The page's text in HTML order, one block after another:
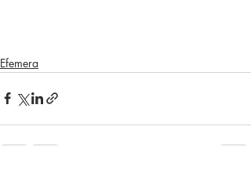
Efemera